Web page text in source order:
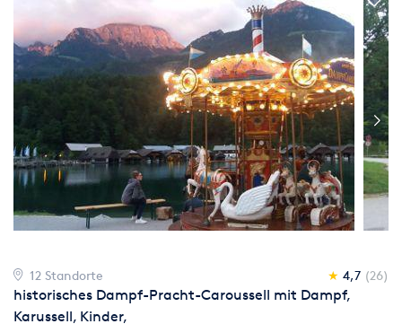
12 Standorte ★ 4,7 (26)
historisches Dampf-Pracht-Caroussell mit Dampf,
Karussell, Kinder,